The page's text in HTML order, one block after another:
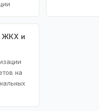
ЖКХ и
на